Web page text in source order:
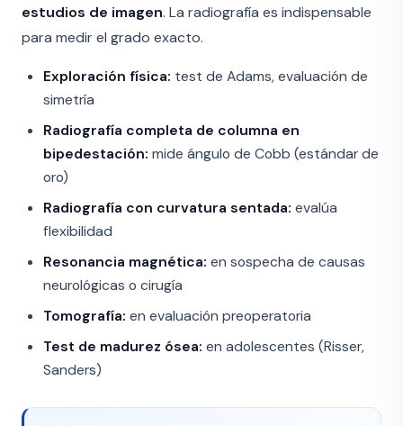
estudios de imagen. La radiografía es indispensable
para medir el grado exacto.
Exploración física: test de Adams, evaluación de
simetría
Radiografía completa de columna en
bipedestación: mide ángulo de Cobb (estándar de
oro)
Radiografía con curvatura sentada: evalúa
flexibilidad
Resonancia magnética: en sospecha de causas
neurológicas o cirugía
Tomografía: en evaluación preoperatoria
Test de madurez ósea: en adolescentes (Risser,
Sanders)